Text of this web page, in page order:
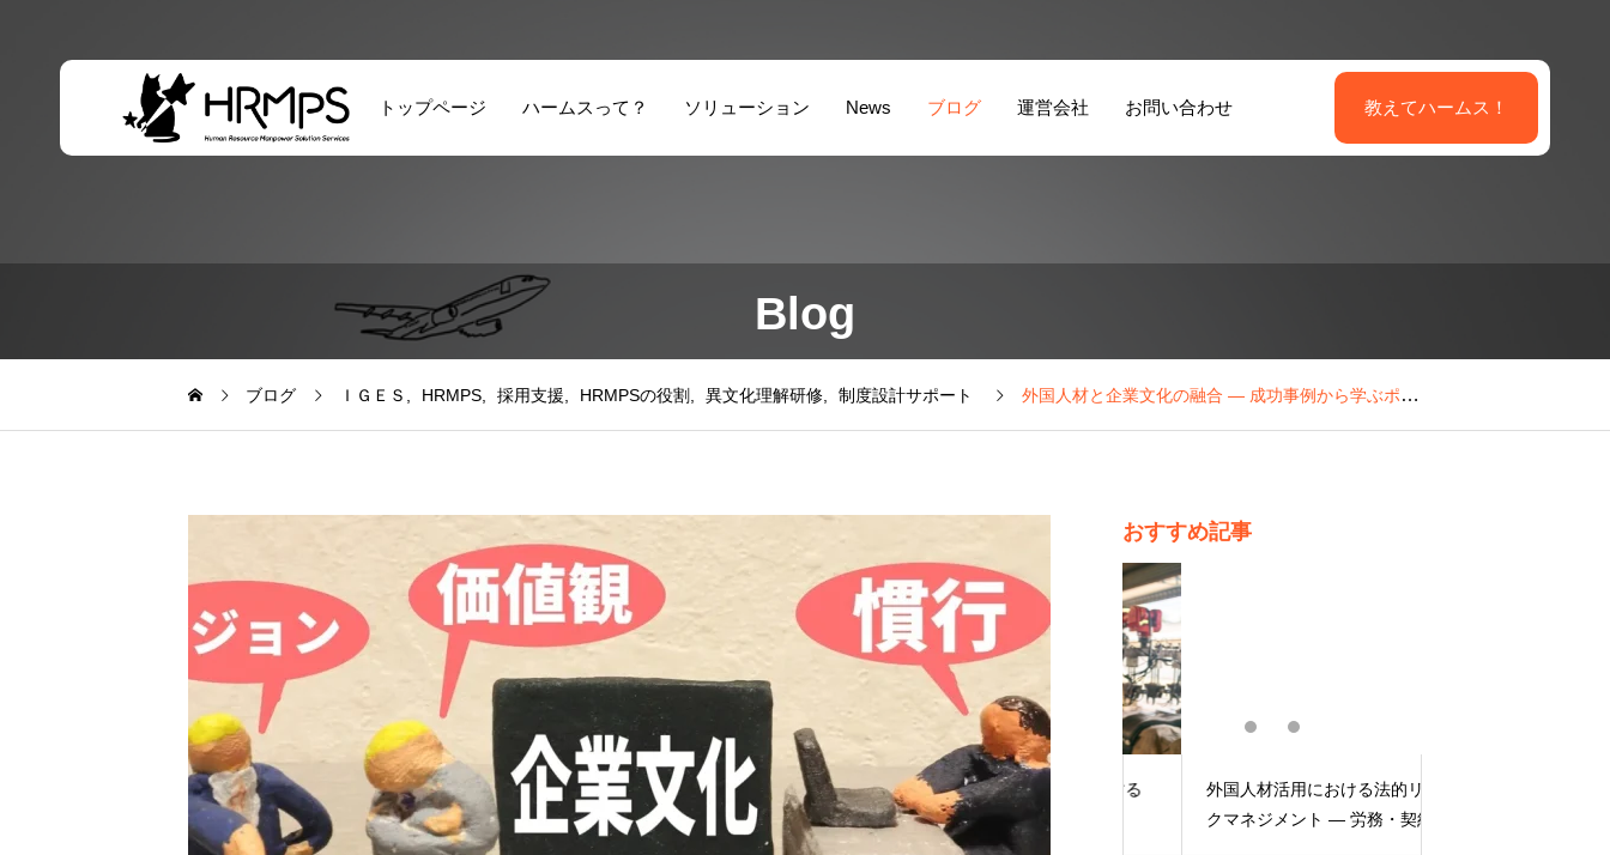
トップページ ハームスって？ ソリューション News ブログ 運営会社 お問い合わせ 教えてハームス！
ビザ申請全部お任
せソリューションBlog
ブログ ＩＧＥＳ HRMPS 採用支援 HRMPSの役割 異文化理解研修 制度設計サポート 外国人材と企業文化の融合 ― 成功事例から学ぶポイント
おすすめ記事
外国人材採用で企業が直面する
３つの課題
外国人材活用における法的リス
クマネジメント ― 労務・契約・